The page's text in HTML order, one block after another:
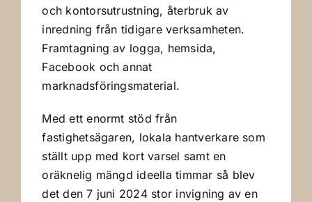
och kontorsutrustning, återbruk av
inredning från tidigare verksamheten.
Framtagning av logga, hemsida,
Facebook och annat
marknadsföringsmaterial.
Med ett enormt stöd från
fastighetsägaren, lokala hantverkare som
ställt upp med kort varsel samt en
oräknelig mängd ideella timmar så blev
det den 7 juni 2024 stor invigning av en